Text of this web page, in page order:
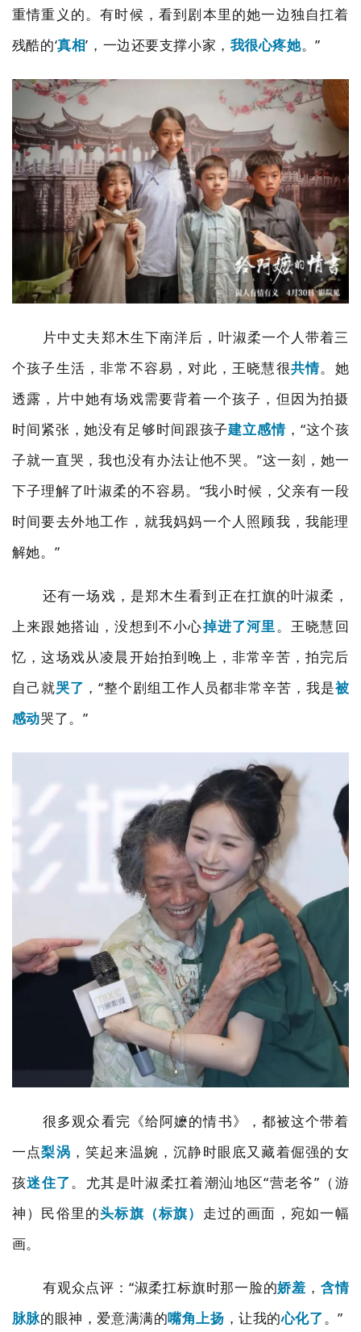
重情重义的。有时候，看到剧本里的她一边独自扛着
残酷的‘真相’ ，一边还要支撑小家， 我很心疼她。”
片中丈夫郑木生下南洋后，叶淑柔一个人带着三
个孩子生活，非常不容易，对此，王晓慧很共情。她
透露，片中她有场戏需要背着一个孩子，但因为拍摄
时间紧张，她没有足够时间跟孩子建立感情， “这个孩
子就一直哭，我也没有办法让他不哭。”这一刻，她一
下子理解了叶淑柔的不容易。 “我小时候，父亲有一段
时间要去外地工作，就我妈妈一个人照顾我，我能理
解她。 ”
还有一场戏，是郑木生看到正在扛旗的叶淑柔，
上来跟她搭讪，没想到不小心掉进了河里。王晓慧回
忆，这场戏从凌晨开始拍到晚上，非常辛苦，拍完后
自己就哭了 ，“整个剧组工作人员都非常辛苦，我是被
感动哭了。 ”
很多观众看完《给阿嬷的情书》，都被这个带着
一点梨涡 ，笑起来温婉，沉静时眼底又藏着倔强的女
孩迷住了。尤其是叶淑柔扛着潮汕地区“营老爷”（游
神）民俗里的头标旗（标旗） 走过的画面，宛如一幅
画。
有观众点评： “淑柔扛标旗时那一脸的娇羞 ， 含情
脉脉的眼神，爱意满满的嘴角上扬 ，让我的心化了。”